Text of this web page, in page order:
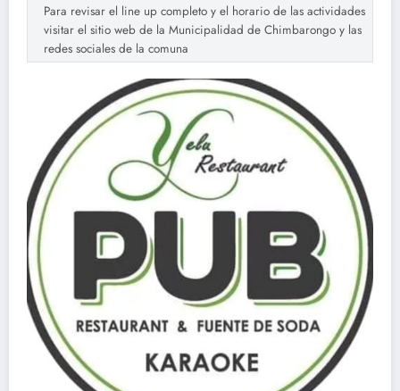
Para revisar el line up completo y el horario de las actividades
visitar el sitio web de la Municipalidad de Chimbarongo y las
redes sociales de la comuna